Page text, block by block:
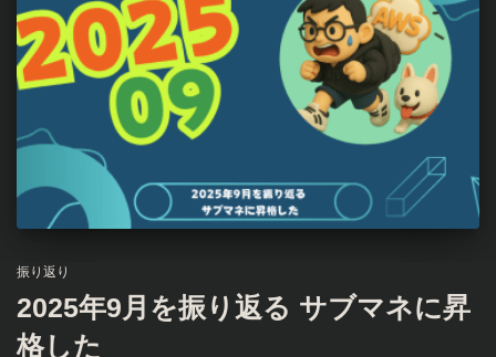
振り返り
2025年9月を振り返る サブマネに昇
格した